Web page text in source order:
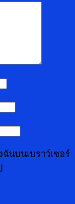
นบนเบราว์เซอร์